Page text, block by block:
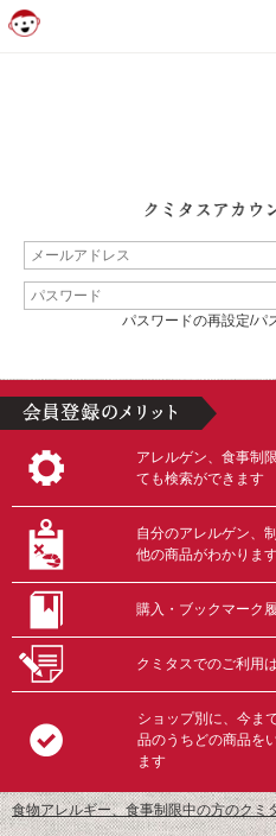
パスワードの再設定/パ
アレルゲン、食事制
ても検索ができます
自分のアレルゲン、
他の商品がわかりま
購入・ブックマーク
クミタスでのご利用
ショップ別に、今ま
品のうちどの商品を
ます
食物アレルギー、食事制限中の方のクミ